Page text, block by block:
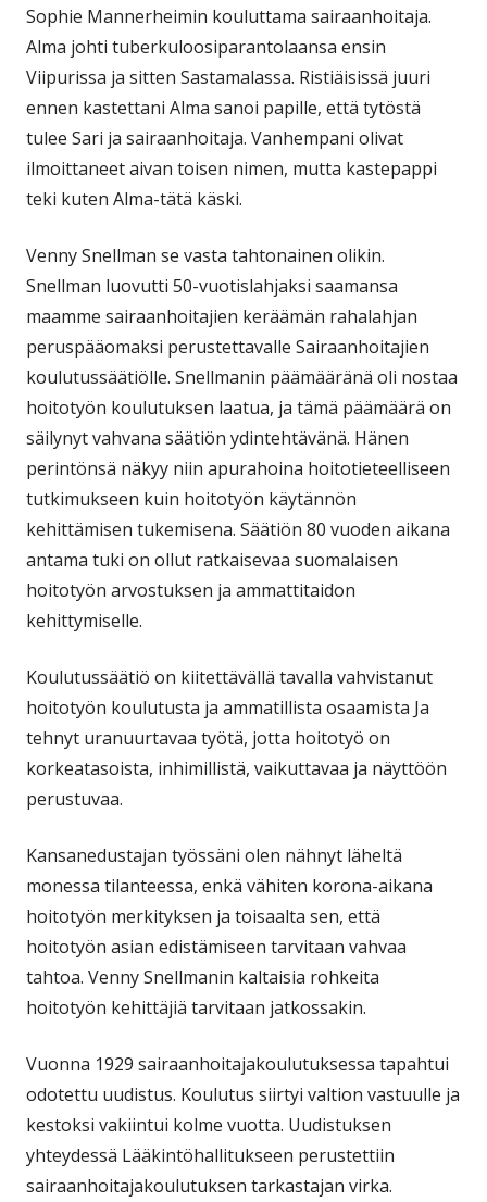
Sophie Mannerheimin kouluttama sairaanhoitaja.
Alma johti tuberkuloosiparantolaansa ensin
Viipurissa ja sitten Sastamalassa. Ristiäisissä juuri
ennen kastettani Alma sanoi papille, että tytöstä
tulee Sari ja sairaanhoitaja. Vanhempani olivat
ilmoittaneet aivan toisen nimen, mutta kastepappi
teki kuten Alma-tätä käski.
Venny Snellman se vasta tahtonainen olikin.
Snellman luovutti 50-vuotislahjaksi saamansa
maamme sairaanhoitajien keräämän rahalahjan
peruspääomaksi perustettavalle Sairaanhoitajien
koulutussäätiölle. Snellmanin päämääränä oli nostaa
hoitotyön koulutuksen laatua, ja tämä päämäärä on
säilynyt vahvana säätiön ydintehtävänä. Hänen
perintönsä näkyy niin apurahoina hoitotieteelliseen
tutkimukseen kuin hoitotyön käytännön
kehittämisen tukemisena. Säätiön 80 vuoden aikana
antama tuki on ollut ratkaisevaa suomalaisen
hoitotyön arvostuksen ja ammattitaidon
kehittymiselle.
Koulutussäätiö on kiitettävällä tavalla vahvistanut
hoitotyön koulutusta ja ammatillista osaamista Ja
tehnyt uranuurtavaa työtä, jotta hoitotyö on
korkeatasoista, inhimillistä, vaikuttavaa ja näyttöön
perustuvaa.
Kansanedustajan työssäni olen nähnyt läheltä
monessa tilanteessa, enkä vähiten korona-aikana
hoitotyön merkityksen ja toisaalta sen, että
hoitotyön asian edistämiseen tarvitaan vahvaa
tahtoa. Venny Snellmanin kaltaisia rohkeita
hoitotyön kehittäjiä tarvitaan jatkossakin.
Vuonna 1929 sairaanhoitajakoulutuksessa tapahtui
odotettu uudistus. Koulutus siirtyi valtion vastuulle ja
kestoksi vakiintui kolme vuotta. Uudistuksen
yhteydessä Lääkintöhallitukseen perustettiin
sairaanhoitajakoulutuksen tarkastajan virka.